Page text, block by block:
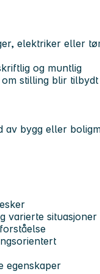
elektriker eller
og muntlig
stilling blir tilbydt
av bygg eller
varierte situasjoner
egenskaper